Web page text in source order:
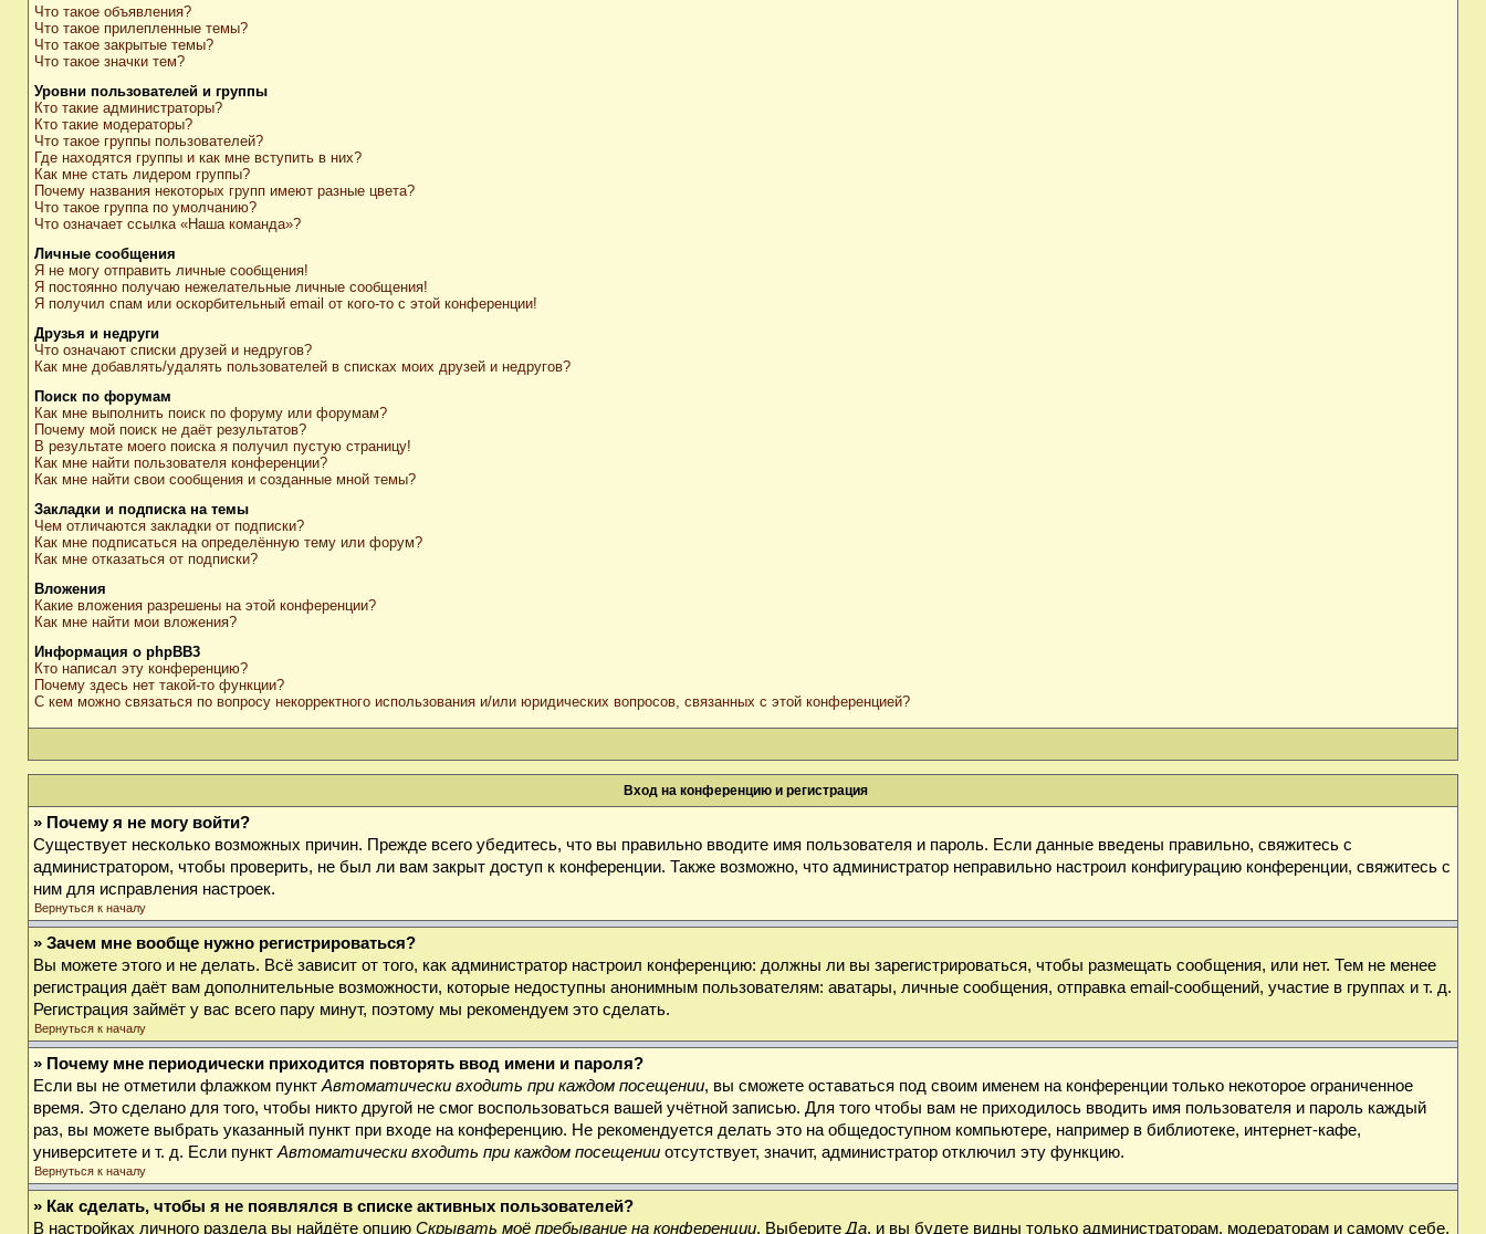
Что такое объявления?
Что такое прилепленные темы?
Что такое закрытые темы?
Что такое значки тем?
Уровни пользователей и группы
Кто такие администраторы?
Кто такие модераторы?
Что такое группы пользователей?
Где находятся группы и как мне вступить в них?
Как мне стать лидером группы?
Почему названия некоторых групп имеют разные цвета?
Что такое группа по умолчанию?
Что означает ссылка «Наша команда»?
Личные сообщения
Я не могу отправить личные сообщения!
Я постоянно получаю нежелательные личные сообщения!
Я получил спам или оскорбительный email от кого-то с этой конференции!
Друзья и недруги
Что означают списки друзей и недругов?
Как мне добавлять/удалять пользователей в списках моих друзей и недругов?
Поиск по форумам
Как мне выполнить поиск по форуму или форумам?
Почему мой поиск не даёт результатов?
В результате моего поиска я получил пустую страницу!
Как мне найти пользователя конференции?
Как мне найти свои сообщения и созданные мной темы?
Закладки и подписка на темы
Чем отличаются закладки от подписки?
Как мне подписаться на определённую тему или форум?
Как мне отказаться от подписки?
Вложения
Какие вложения разрешены на этой конференции?
Как мне найти мои вложения?
Информация о phpBB3
Кто написал эту конференцию?
Почему здесь нет такой-то функции?
С кем можно связаться по вопросу некорректного использования и/или юридических вопросов, связанных с этой конференцией?
Вход на конференцию и регистрация
» Почему я не могу войти?
Существует несколько возможных причин. Прежде всего убедитесь, что вы правильно вводите имя пользователя и пароль. Если данные введены правильно, свяжитесь с
администратором, чтобы проверить, не был ли вам закрыт доступ к конференции. Также возможно, что администратор неправильно настроил конфигурацию конференции, свяжитесь с
ним для исправления настроек.
Вернуться к началу
» Зачем мне вообще нужно регистрироваться?
Вы можете этого и не делать. Всё зависит от того, как администратор настроил конференцию: должны ли вы зарегистрироваться, чтобы размещать сообщения, или нет. Тем не менее
регистрация даёт вам дополнительные возможности, которые недоступны анонимным пользователям: аватары, личные сообщения, отправка email-сообщений, участие в группах и т. д.
Регистрация займёт у вас всего пару минут, поэтому мы рекомендуем это сделать.
Вернуться к началу
» Почему мне периодически приходится повторять ввод имени и пароля?
Если вы не отметили флажком пункт Автоматически входить при каждом посещении, вы сможете оставаться под своим именем на конференции только некоторое ограниченное
время. Это сделано для того, чтобы никто другой не смог воспользоваться вашей учётной записью. Для того чтобы вам не приходилось вводить имя пользователя и пароль каждый
раз, вы можете выбрать указанный пункт при входе на конференцию. Не рекомендуется делать это на общедоступном компьютере, например в библиотеке, интернет-кафе,
университете и т. д. Если пункт Автоматически входить при каждом посещении отсутствует, значит, администратор отключил эту функцию.
Вернуться к началу
» Как сделать, чтобы я не появлялся в списке активных пользователей?
В настройках личного раздела вы найдёте опцию Скрывать моё пребывание на конференции. ВыберитеДа, и вы будете видны только администраторам, модераторам и самому себе.